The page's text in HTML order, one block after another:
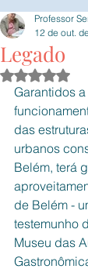
Legado
Professor
12 de out.
Avaliado
Garantidos
das
urbanos
Belém, terá
de Belém -
testemunho
Museu das